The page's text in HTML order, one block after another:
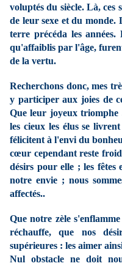
voluptés du siècle. Là, ces
de leur sexe et du monde.
terre précéda les
qu'affaiblis par l'âge,
de la vertu.
Recherchons donc, mes
y participer aux joies de
Que leur joyeux triomphe
les cieux les élus se
félicitent à l'envi du
cœur cependant reste
désirs pour elle ; les fêtes
notre envie ; nous
affectés..
Que notre zèle
réchauffe, que nos
supérieures : les aimer
Nul obstacle ne doit